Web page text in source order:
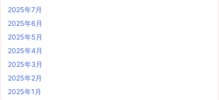
2025年7月
2025年6月
2025年5月
2025年4月
2025年3月
2025年2月
2025年1月